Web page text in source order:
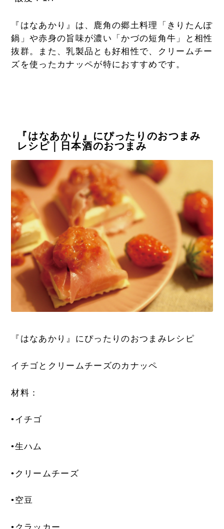
『はなあかり』は、鹿角の郷土料理「きりたんぽ
鍋」や赤身の旨味が濃い「かづの短角牛」と相性
抜群。また、乳製品とも好相性で、クリームチー
ズを使ったカナッペが特におすすめです。
『はなあかり』にぴったりのおつまみ
レシピ｜日本酒のおつまみ
『はなあかり』にぴったりのおつまみレシピ
イチゴとクリームチーズのカナッペ
材料 ：
•イチゴ
•生ハム
•クリームチーズ
•空豆